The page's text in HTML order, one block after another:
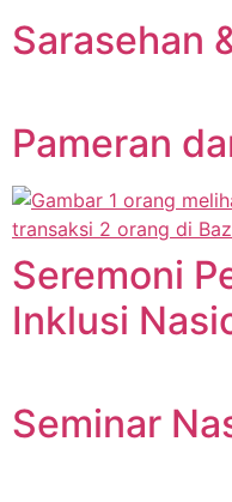
Sarasehan
Pameran
Seremoni
Inklusi
Seminar